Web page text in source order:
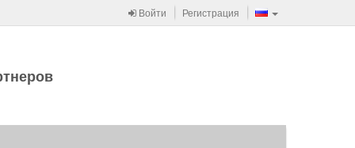
Войти Регистрация